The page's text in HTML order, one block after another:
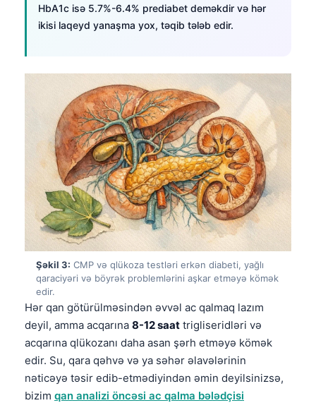
HbA1c isə 5.7%-6.4% prediabet deməkdir və hər
ikisi laqeyd yanaşma yox, təqib tələb edir.
Şəkil 3: CMP və qlükoza testləri erkən diabeti, yağlı
qaraciyəri və böyrək problemlərini aşkar etməyə kömək
edir.
Hər qan götürülməsindən əvvəl ac qalmaq lazım
deyil, amma acqarına 8-12 saat trigliseridləri və
acqarına qlükozanı daha asan şərh etməyə kömək
edir. Su, qara qəhvə və ya səhər əlavələrinin
nəticəyə təsir edib-etmədiyindən əmin deyilsinizsə,
bizim qan analizi öncəsi ac qalma bələdçisi